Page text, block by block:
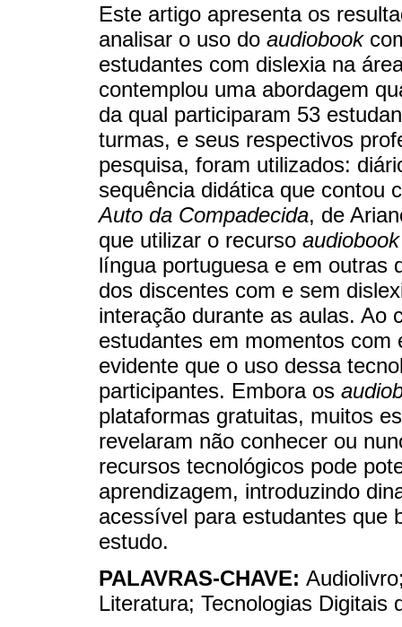
Este artigo apresenta os
analisar o uso do audiobook
estudantes com dislexia na
contemplou uma abordagem
da qual participaram 53
turmas, e seus respectivos
pesquisa, foram utilizados:
sequência didática que contou
Auto da Compadecida, de
que utilizar o recurso audiobook
língua portuguesa e em outras
dos discentes com e sem
interação durante as aulas. Ao
estudantes em momentos
evidente que o uso dessa
participantes. Embora os
plataformas gratuitas, muitos
revelaram não conhecer ou
recursos tecnológicos pode
aprendizagem, introduzindo
acessível para estudantes que
estudo.
PALAVRAS-CHAVE:
Literatura; Tecnologias Digitais